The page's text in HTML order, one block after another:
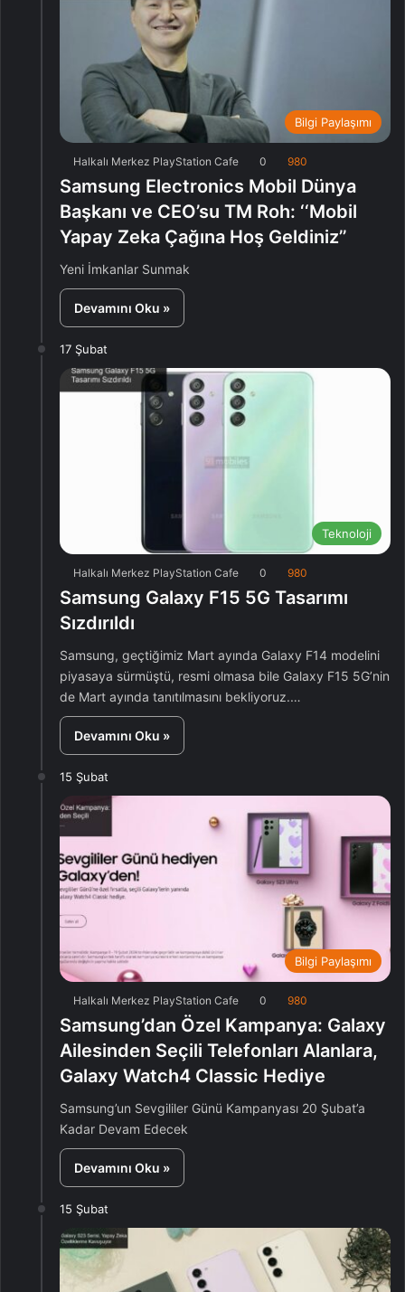
Bilgi Paylaşımı
Halkalı Merkez PlayStation Cafe 0 980
Samsung Electronics Mobil Dünya
Başkanı ve CEO’su TM Roh: ‘‘Mobil
Yapay Zeka Çağına Hoş Geldiniz’’
Yeni İmkanlar Sunmak
Devamını Oku »
17 Şubat
Teknoloji
Halkalı Merkez PlayStation Cafe 0 980
Samsung Galaxy F15 5G Tasarımı
Sızdırıldı
Samsung, geçtiğimiz Mart ayında Galaxy F14 modelini
piyasaya sürmüştü, resmi olmasa bile Galaxy F15 5G’nin
de Mart ayında tanıtılmasını bekliyoruz.…
Devamını Oku »
15 Şubat
Bilgi Paylaşımı
Halkalı Merkez PlayStation Cafe 0 980
Samsung’dan Özel Kampanya: Galaxy
Ailesinden Seçili Telefonları Alanlara,
Galaxy Watch4 Classic Hediye
Samsung’un Sevgililer Günü Kampanyası 20 Şubat’a
Kadar Devam Edecek
Devamını Oku »
15 Şubat